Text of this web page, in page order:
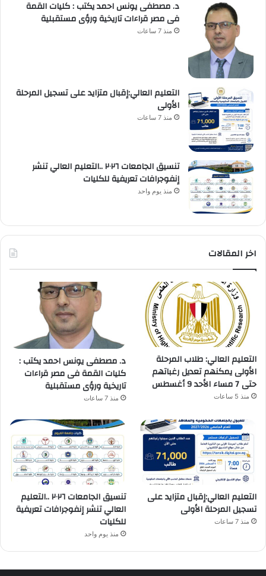
د. مصطفى يونس احمد يكتب : كليات القمة
فى مصر قراءات تاريخية ورؤى مستقبلية
منذ 7 ساعات
التعليم العالي:إقبال متزايد على تسجيل المرحلة
الأولى
منذ 7 ساعات
تنسيق الجامعات ٢٠٢٦ ..التعليم العالي تنشر
إنفوجرافات تعريفية للكليات
منذ يوم واحد
اخر المقالات
التعليم العالي: طلاب المرحلة
الأولى يمكنهم تعديل رغباتهم
حتى 7 مساء الأحد 9 أغسطس
منذ 5 ساعات
د. مصطفى يونس احمد يكتب :
كليات القمة فى مصر قراءات
تاريخية ورؤى مستقبلية
منذ 7 ساعات
التعليم العالي:إقبال متزايد على
تسجيل المرحلة الأولى
منذ 7 ساعات
تنسيق الجامعات ٢٠٢٦ ..التعليم
العالي تنشر إنفوجرافات تعريفية
للكليات
منذ يوم واحد